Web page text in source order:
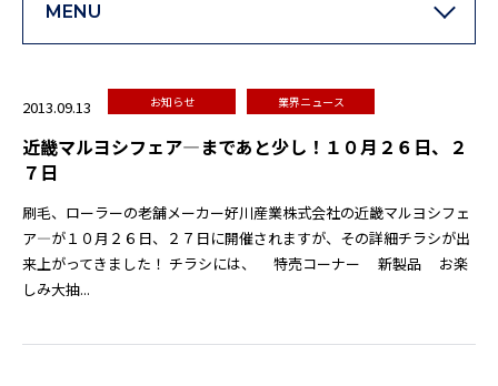
2013.09.13 お知らせ 業界ニュース
近畿マルヨシフェア―まであと少し！１０月２６日、２
７日
刷毛、ローラーの老舗メーカー好川産業株式会社の近畿マルヨシフェ
ア―が１０月２６日、２７日に開催されますが、その詳細チラシが出
来上がってきました！ チラシには、 特売コーナー 新製品 お楽
しみ大抽...
MENU